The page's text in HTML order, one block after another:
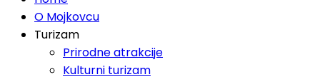
O Mojkovcu
Turizam
Prirodne atrakcije
Kulturni turizam